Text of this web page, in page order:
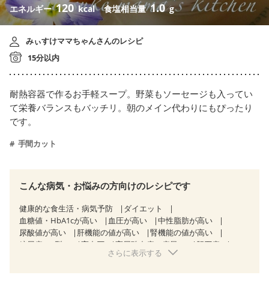
エネルギー120 kcal 食塩相当量1.0 g
みぃすけママちゃんさんのレシピ
15分以内
耐熱容器で作るお手軽スープ。野菜もソーセージも入ってい
て栄養バランスもバッチリ。朝のメイン代わりにもぴったり
です。
手間カット
こんな病気・お悩みの方向けのレシピです
健康的な食生活・病気予防
ダイエット
血糖値・HbA1cが高い
血圧が高い
中性脂肪が高い
尿酸値が高い
肝機能の値が高い
腎機能の値が高い
糖尿病（2型）
高血圧 高尿酸血症（痛風）
胆石症
慢性便秘症
さらに表示する